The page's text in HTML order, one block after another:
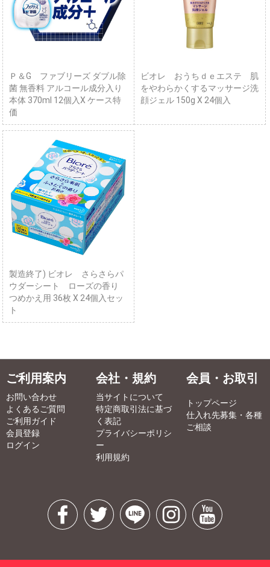
Ｐ＆G ファブリーズ ダブル除
菌 無香料 アルコール成分入り
本体 370ml 12個入X ケース特
価
ビオレ おうちｄｅエステ 肌
をやわらかくするマッサージ洗
顔ジェル 150g X 24個入
製造終了) ビオレ さらさらパ
ウダーシート ローズの香り
つめかえ用 36枚 X 24個入セッ
ト
ご利用案内
お問い合わせ
よくあるご質問
ご利用ガイド
会員登録
ログイン
会社・規約
当サイトについて
特定商取引法に基づ
く表記
プライバシーポリシ
ー
利用規約
会員・お取引
トップページ
仕入れ先募集・各種
ご相談